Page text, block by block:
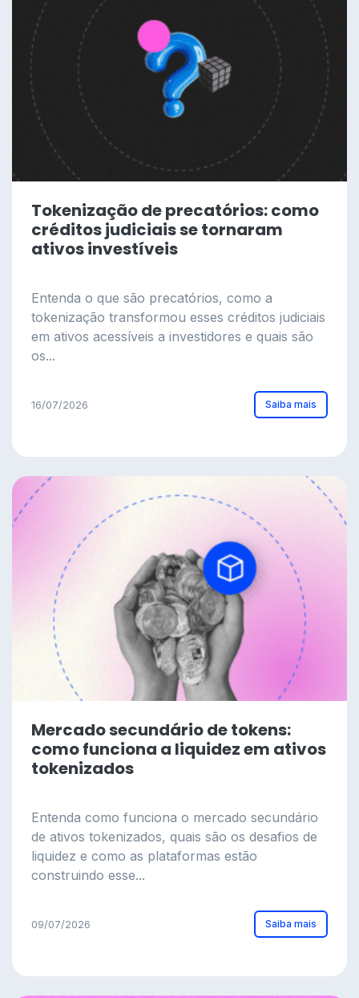
Tokenização de precatórios: como
créditos judiciais se tornaram
ativos investíveis
Entenda o que são precatórios, como a
tokenização transformou esses créditos judiciais
em ativos acessíveis a investidores e quais são
os...
16/07/2026 Saiba mais
Mercado secundário de tokens:
como funciona a liquidez em ativos
tokenizados
Entenda como funciona o mercado secundário
de ativos tokenizados, quais são os desafios de
liquidez e como as plataformas estão
construindo esse...
09/07/2026 Saiba mais